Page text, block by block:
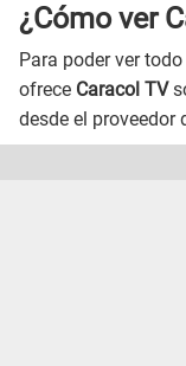
¿Cómo ver
Para poder ver
ofrece Caracol TV
desde el proveedor